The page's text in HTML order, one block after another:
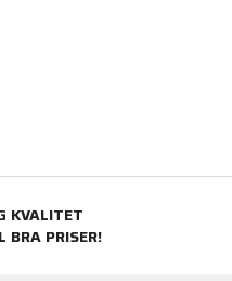
KVALITET
BRA PRISER!